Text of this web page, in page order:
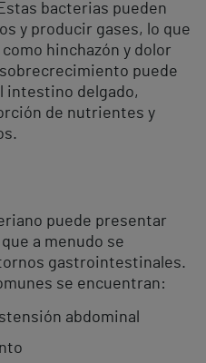
bacterias pueden
y producir gases, lo que
hinchazón y dolor
puede
intestino delgado,
de nutrientes y
puede presentar
a menudo se
gastrointestinales.
se encuentran:
abdominal